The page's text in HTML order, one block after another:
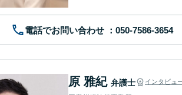
電話でお問い合わせ
原 雅紀 弁護士 インタビュ